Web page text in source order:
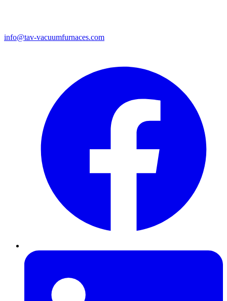
info@tav-vacuumfurnaces.com